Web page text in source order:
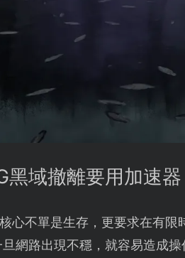
黑域撤離要用加速器
心不單是生存，更要求在有
網路出現不穩，就容易造成